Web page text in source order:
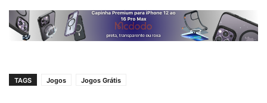
TAGS Jogos Jogos Grátis